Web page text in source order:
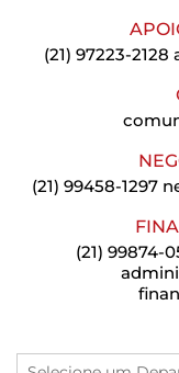
(21) 97223-2128
(21) 99458-1297
(21) 99874-